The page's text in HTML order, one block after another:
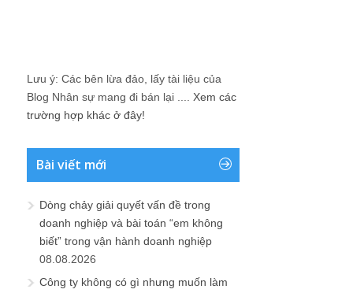
Lưu ý: Các bên lừa đảo, lấy tài liệu của
Blog Nhân sự mang đi bán lại .... Xem các
trường hợp khác ở đây!
Bài viết mới
Dòng chảy giải quyết vấn đề trong
doanh nghiệp và bài toán “em không
biết” trong vận hành doanh nghiệp
08.08.2026
Công ty không có gì nhưng muốn làm